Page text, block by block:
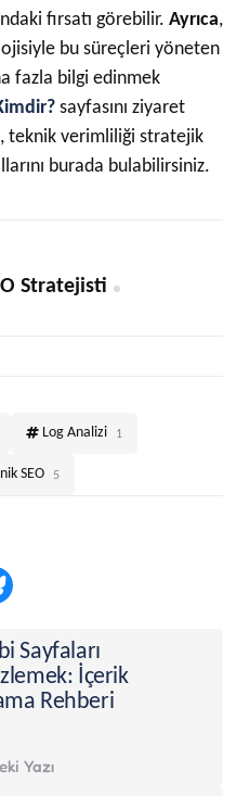
fırsatı görebilir. Ayrıca,
bu süreçleri yöneten
fazla bilgi edinmek
sayfasını ziyaret
, teknik verimliliği stratejik
burada bulabilirsiniz.
Log Analizi 1
SEO 5
Stratejisti
Sayfaları
İçerik
Rehberi
Yazı